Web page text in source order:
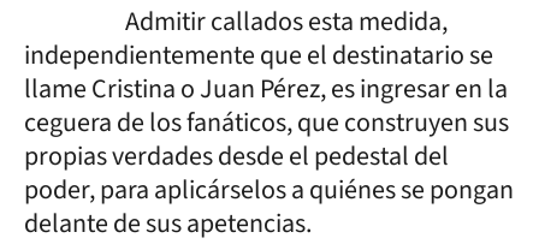
Admitir callados esta medida,
independientemente que el destinatario se
llame Cristina o Juan Pérez, es ingresar en la
ceguera de los fanáticos, que construyen sus
propias verdades desde el pedestal del
poder, para aplicárselos a quiénes se pongan
delante de sus apetencias.